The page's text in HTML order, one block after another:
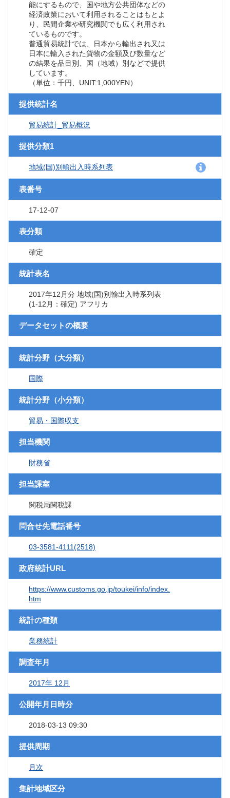
能にするもので、国や地方公共団体などの
経済政策において利用されることはもとよ
り、民間企業や研究機関でも広く利用され
ているものです。
普通貿易統計では、日本から輸出され又は
日本に輸入された貨物の金額及び数量など
の結果を品目別、国（地域）別などで提供
しています。
（単位：千円、UNIT:1,000YEN）
提供統計名
貿易統計_貿易概況
提供分類1
地域(国)別輸出入時系列表
表番号
17-12-07
表分類
確定
統計表名
2017年12月分 地域(国)別輸出入時系列表
(1-12月：確定) アフリカ
データセットの概要
統計分野（大分類）
国際
統計分野（小分類）
貿易・国際収支
担当機関
財務省
担当課室
関税局関税課
問合せ先電話番号
03-3581-4111(2518)
政府統計URL
https://www.customs.go.jp/toukei/info/index.
htm
統計の種類
業務統計
調査年月
2017年 12月
公開年月日時分
2018-03-13 09:30
提供周期
月次
集計地域区分